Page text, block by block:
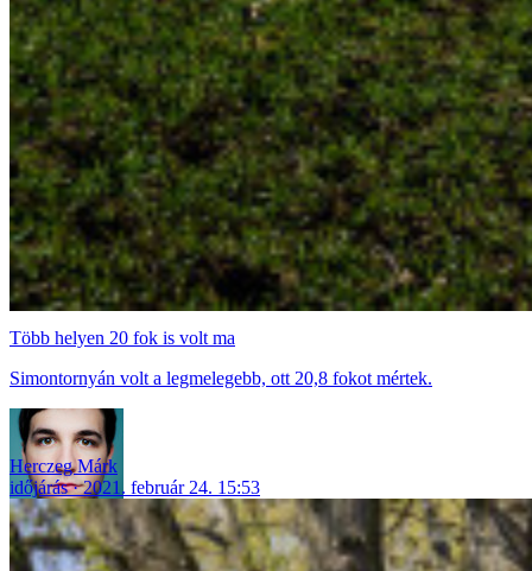
Több helyen 20 fok is volt ma
Simontornyán volt a legmelegebb, ott 20,8 fokot mértek.
Herczeg Márk
időjárás
2021. február 24. 15:53